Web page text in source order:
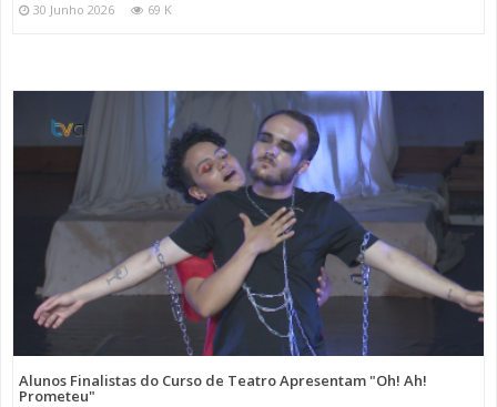
30 Junho 2026 69 K
Alunos Finalistas do Curso de Teatro Apresentam "Oh! Ah!
Prometeu"